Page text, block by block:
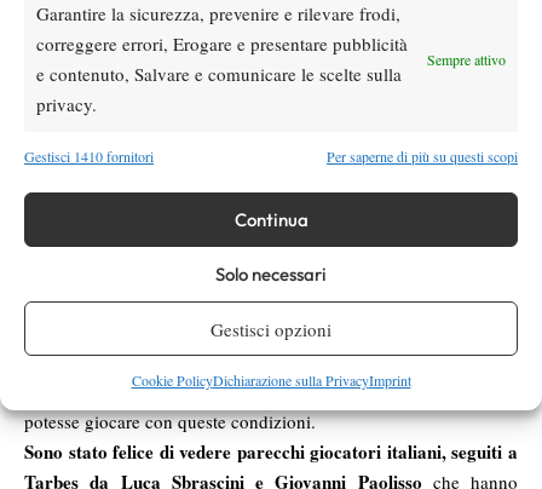
Garantire la sicurezza, prevenire e rilevare frodi,
correggere errori, Erogare e presentare pubblicità
e contenuto, Salvare e comunicare le scelte sulla
privacy.
Sempre attivo
Gestisci 1410 fornitori Per saperne di più su questi scopi
Continua
Solo necessari
Gestisci opzioni
Cookie PolicyDichiarazione sulla PrivacyImprint
dotato di una tecnica praticamente perfetta, grande grinta e gioco
di gambe. Non ho potuto concentrarmi troppo sui ragazzi visto
che sono stato spesso impegnato a studiare come battere le future
avversarie della Pellicano.
quali vinceva i tornei under 14 chi buttava più palle di là, ora
, quindi anche la preparazione tattica di
ogni singola partita viene studiata come per i professionisti di
volta in volta, di avversario in avversario.
L’evento, pregno di professionalità, ha fatto in modo che non ci
fossero scenate di alcun tipo; non credo di aver visto un singolo
lancio di racchetta, urla o genitori che volevano entrare in campo
a giocare al posto dei figli. Sarebbe stupendo se ogni volta si
potesse giocare con queste condizioni.
Sono stato felice di vedere parecchi giocatori italiani, seguiti a
Tarbes da Luca Sbrascini e Giovanni Paolisso che hanno